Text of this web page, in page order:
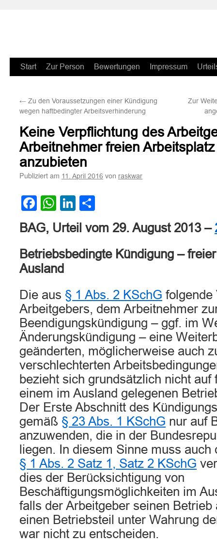
Zum
springen
Start Zur Person Bewertungen Impressum
← Zu den Voraussetzungen einer Kündigung
wegen haftbedingter Arbeitsverhinderung
Zur
Keine Verpflichtung des
Arbeitnehmer freien
anzubieten
Publiziert am 11. April 2016 von raskwar
Facebook
WhatsApp
LinkedIn
BAG, Urteil vom 29. August 2013 –
Betriebsbedingte Kündigung –
Ausland
Die aus § 1 Abs. 2 KSchG folgende
Arbeitgebers, dem Arbeitnehmer
Beendigungskündigung – ggf. im
Änderungskündigung – eine
geänderten, möglicherweise auch
verschlechterten
bezieht sich grundsätzlich nicht auf
einem im Ausland gelegenen
Der Erste Abschnitt des
gemäß § 23 Abs. 1 KSchG nur auf
anzuwenden, die in der
liegen. In diesem Sinne muss
§ 1 Abs. 2 Satz 1, Satz 2 KSchG
dies der Berücksichtigung von
Beschäftigungsmöglichkeiten im
falls der Arbeitgeber seinen Betrieb
einen Betriebsteil unter Wahrung
war nicht zu entscheiden.